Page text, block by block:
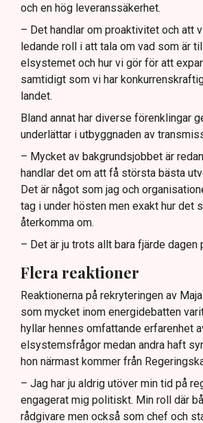
och en hög leveranssäkerhet.
– Det handlar om proaktivitet och att
ledande roll i att tala om vad som är
elsystemet och hur vi gör för att
samtidigt som vi har
landet.
Bland annat har diverse förenklingar
underlättar i utbyggnaden av
– Mycket av bakgrundsjobbet är
handlar det om att få största bästa
Det är något som jag och
tag i under hösten men exakt hur det
återkomma om.
– Det är ju trots allt bara fjärde dagen
Flera reaktioner
Reaktionerna på rekryteringen av
som mycket inom energidebatten
hyllar hennes omfattande erfarenhet
elsystemsfrågor medan andra haft
hon närmast kommer från
– Jag har ju aldrig utöver min tid på
engagerat mig politiskt. Min roll där
rådgivare men också som chef och